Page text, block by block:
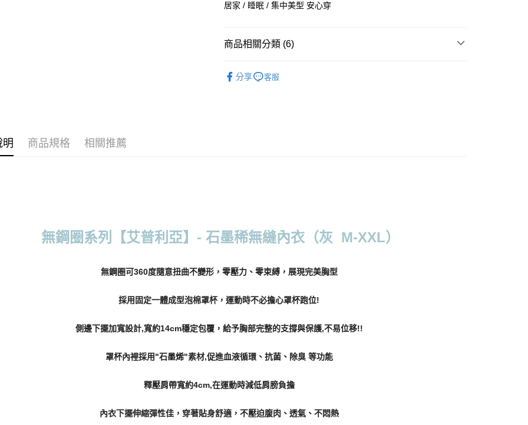
全家取貨付款
7-11取貨付款
每筆NT$70，滿NT$798(含以上)免運費
付款後7-11取貨
宅配
每筆NT$70，滿NT$799(含以上)免運費
每筆NT$100
貨到付款
國際配送
居家 / 睡眠 / 集中美型 安心穿
商品相關分類 (6)
分享 客服
明 商品規格 相關推薦
無鋼圈系列【艾普利亞】- 石墨稀無縫內衣（灰 M-XXL）
無鋼圈可360度隨意扭曲不變形，零壓力、零束縛，展現完美胸型
採用固定一體成型泡棉罩杯，運動時不必擔心罩杯跑位!
側邊下擺加寬設計,寬約14cm穩定包覆，給予胸部完整的支撐與保護,不易位移!!
罩杯內裡採用"石墨烯"素材,促進血液循環、抗菌、除臭 等功能
釋壓肩帶寬約4cm,在運動時減低肩膀負擔
內衣下擺伸縮彈性佳，穿著貼身舒適，不壓迫腹肉、透氣、不悶熱